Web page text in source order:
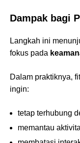
Dampak bagi
Langkah ini
fokus pada
Dalam praktiknya,
ingin:
tetap terhubung
memantau